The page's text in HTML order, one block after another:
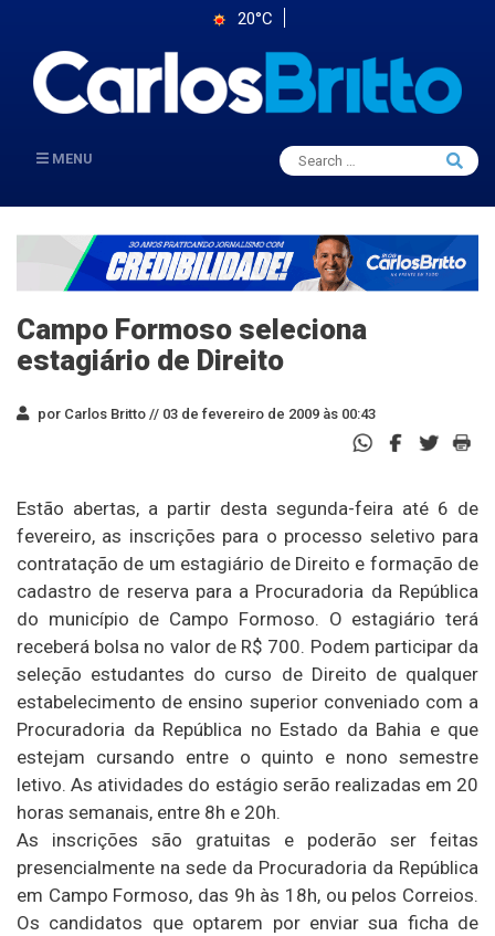
20°C
MENU
Search
for:
Search
Campo Formoso seleciona
estagiário de Direito
por Carlos Britto // 03 de fevereiro de 2009 às 00:43
Estão abertas, a partir desta segunda-feira até 6 de
fevereiro, as inscrições para o processo seletivo para
contratação de um estagiário de Direito e formação de
cadastro de reserva para a Procuradoria da República
do município de Campo Formoso. O estagiário terá
receberá bolsa no valor de R$ 700. Podem participar da
seleção estudantes do curso de Direito de qualquer
estabelecimento de ensino superior conveniado com a
Procuradoria da República no Estado da Bahia e que
estejam cursando entre o quinto e nono semestre
letivo. As atividades do estágio serão realizadas em 20
horas semanais, entre 8h e 20h.
As inscrições são gratuitas e poderão ser feitas
presencialmente na sede da Procuradoria da República
em Campo Formoso, das 9h às 18h, ou pelos Correios.
Os candidatos que optarem por enviar sua ficha de